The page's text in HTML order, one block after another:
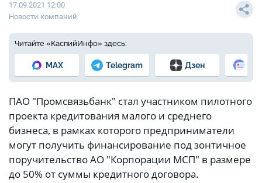
17.09.2021 12:00
Новости компаний
Читайте «КаспийИнфо» здесь:
MAX Telegram Дзен
ПАО "Промсвязьбанк" стал участником пилотного
проекта кредитования малого и среднего
бизнеса, в рамках которого предприниматели
могут получить финансирование под зонтичное
поручительство АО "Корпорации МСП" в размере
до 50% от суммы кредитного договора.